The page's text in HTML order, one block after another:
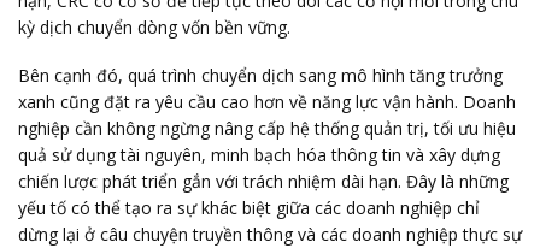
kỳ dịch chuyển dòng vốn bền vững.
Bên cạnh đó, quá trình chuyển dịch sang mô hình tăng trưởng
xanh cũng đặt ra yêu cầu cao hơn về năng lực vận hành. Doanh
nghiệp cần không ngừng nâng cấp hệ thống quản trị, tối ưu hiệu
quả sử dụng tài nguyên, minh bạch hóa thông tin và xây dựng
chiến lược phát triển gắn với trách nhiệm dài hạn. Đây là những
yếu tố có thể tạo ra sự khác biệt giữa các doanh nghiệp chỉ
dừng lại ở câu chuyện truyền thông và các doanh nghiệp thực sự